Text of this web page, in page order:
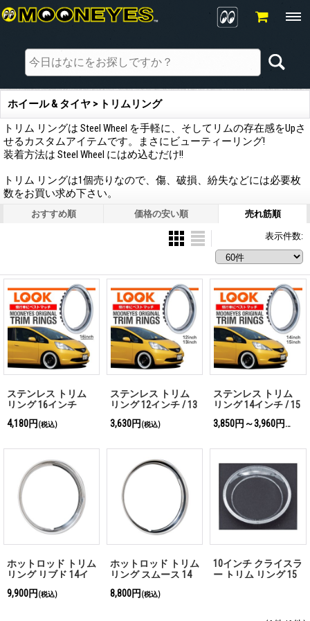
ホイール & タイヤ > トリムリング
トリム リングは Steel Wheel を手軽に、そしてリムの存在感をUpさ
せるカスタムアイテムです。まさにビューティーリング!
装着方法は Steel Wheel にはめ込むだけ!!
トリム リングは1個売りなので、傷、破損、紛失などには必要枚
数をお買い求め下さい。
おすすめ順 価格の安い順 売れ筋順
表示件数:
ステンレス トリム
リング 16インチ
4,180円 (税込)
ステンレス トリム
リング 12インチ / 13
3,630円 (税込)
ステンレス トリム
リング 14インチ / 15
3,850円～3,960円
(税込)
ホットロッド トリム
リング リブド 14イ
インチ
9,900円 (税込)
ホットロッド トリム
リング スムース 14
16インチ
8,800円 (税込)
10インチ クライスラ
ー トリム リング 15